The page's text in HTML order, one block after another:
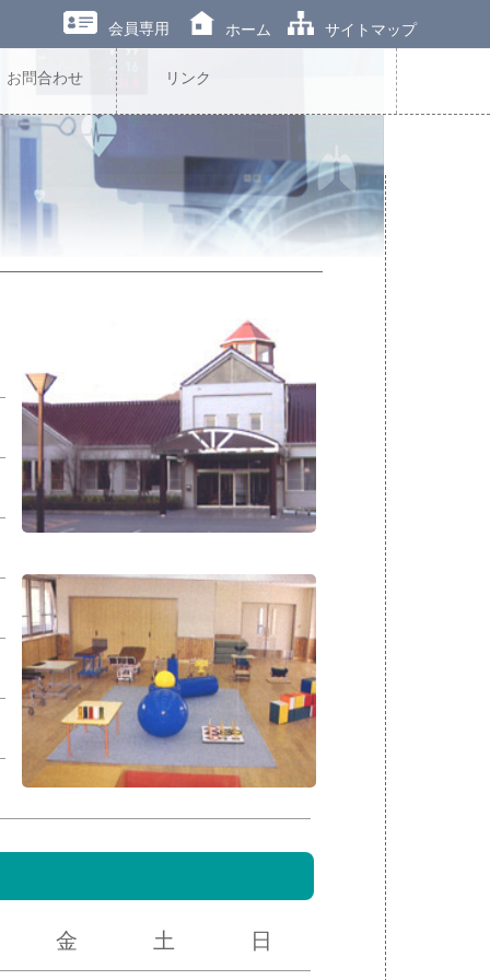
サイトマップ
ホーム
会員専用
お問合わせ リンク
金 土 日